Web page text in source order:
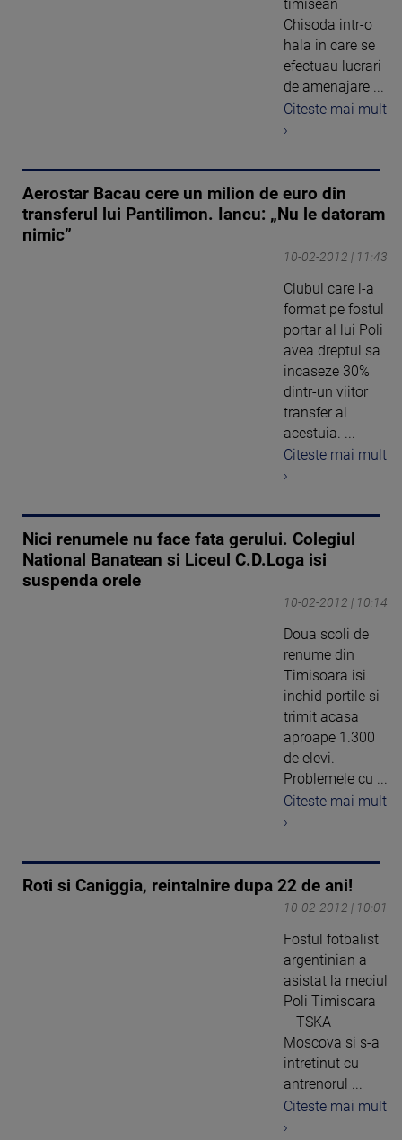
timisean
Chisoda intr-o
hala in care se
efectuau lucrari
de amenajare ...
Citeste mai mult
›
Aerostar Bacau cere un milion de euro din
transferul lui Pantilimon. Iancu: „Nu le datoram
nimic”
10-02-2012 | 11:43
Clubul care l-a
format pe fostul
portar al lui Poli
avea dreptul sa
incaseze 30%
dintr-un viitor
transfer al
acestuia. ...
Citeste mai mult
›
Nici renumele nu face fata gerului. Colegiul
National Banatean si Liceul C.D.Loga isi
suspenda orele
10-02-2012 | 10:14
Doua scoli de
renume din
Timisoara isi
inchid portile si
trimit acasa
aproape 1.300
de elevi.
Problemele cu ...
Citeste mai mult
›
Roti si Caniggia, reintalnire dupa 22 de ani!
10-02-2012 | 10:01
Fostul fotbalist
argentinian a
asistat la meciul
Poli Timisoara
– TSKA
Moscova si s-a
intretinut cu
antrenorul ...
Citeste mai mult
›